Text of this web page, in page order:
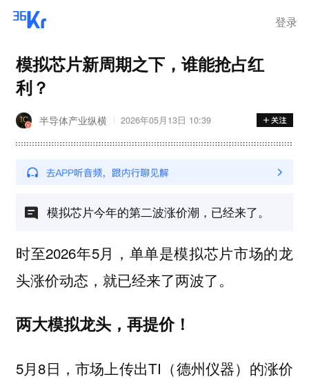
登录
模拟芯片新周期之下，谁能抢占红
利？
半导体产业纵横 2026年05月13日 10:39
模拟芯片今年的第二波涨价潮，已经来了。
时至2026年5月，单单是模拟芯片市场的龙
头涨价动态，就已经来了两波了。
两大模拟龙头，再提价！
5月8日，市场上传出TI（德州仪器）的涨价